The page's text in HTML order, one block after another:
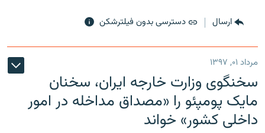
ارسال دسترسی بدون فیلترشکن
مرداد ۰۱, ۱۳۹۷
سخنگوی وزارت خارجه ایران، سخنان
مایک پومپئو را «مصداق مداخله در امور
داخلی کشور» خواند